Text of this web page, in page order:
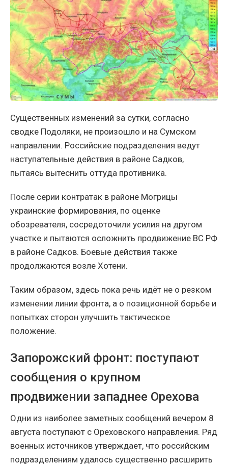
Существенных изменений за сутки, согласно
сводке Подоляки, не произошло и на Сумском
направлении. Российские подразделения ведут
наступательные действия в районе Садков,
пытаясь вытеснить оттуда противника.
После серии контратак в районе Могрицы
украинские формирования, по оценке
обозревателя, сосредоточили усилия на другом
участке и пытаются осложнить продвижение ВС РФ
в районе Садков. Боевые действия также
продолжаются возле Хотени.
Таким образом, здесь пока речь идёт не о резком
изменении линии фронта, а о позиционной борьбе и
попытках сторон улучшить тактическое
положение.
Запорожский фронт: поступают
сообщения о крупном
продвижении западнее Орехова
Одни из наиболее заметных сообщений вечером 8
августа поступают с Ореховского направления. Ряд
военных источников утверждает, что российским
подразделениям удалось существенно расширить